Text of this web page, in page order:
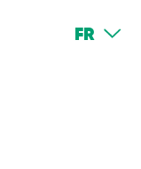
FR